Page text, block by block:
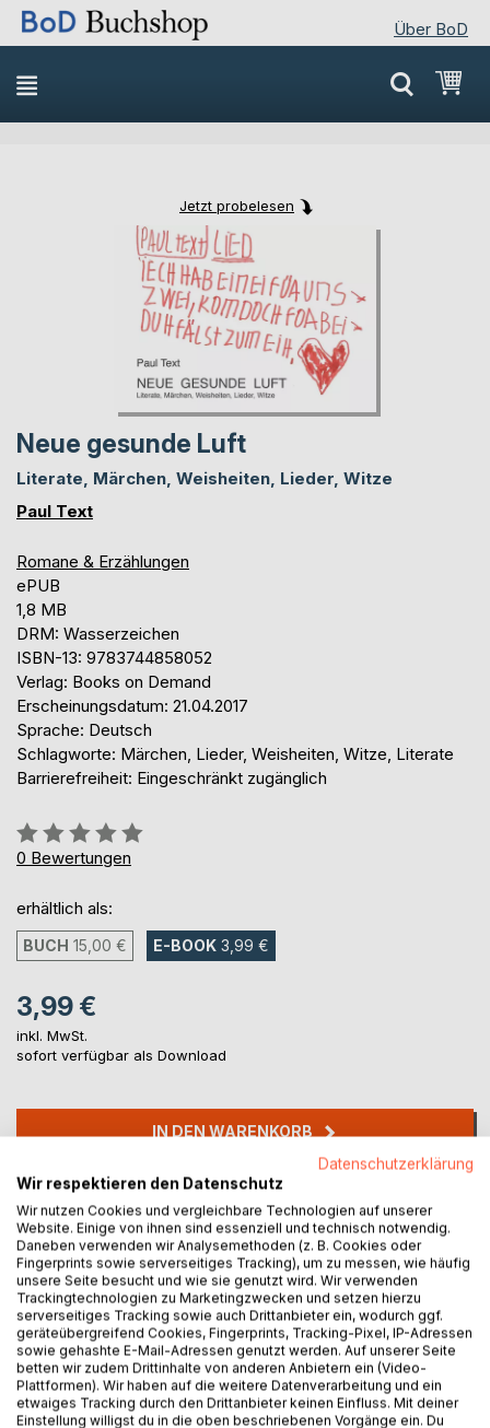
Über BoD
Direkt
zum
Inhalt
Jetzt probelesen
Skip
to
the
end
of
the
images
gallery
Skip
to
the
beginning
of
the
images
gallery
Neue gesunde Luft
Literate, Märchen, Weisheiten, Lieder, Witze
Paul Text
Romane & Erzählungen
ePUB
1,8 MB
DRM: Wasserzeichen
ISBN-13: 9783744858052
Verlag: Books on Demand
Erscheinungsdatum: 21.04.2017
Sprache: Deutsch
Schlagworte: Märchen, Lieder, Weisheiten, Witze, Literate
Barrierefreiheit: Eingeschränkt zugänglich
Bewertung::
0%
0 Bewertungen
erhältlich als:
BUCH 15,00 € E-BOOK 3,99 €
3,99 €
inkl. MwSt.
sofort verfügbar als Download
IN DEN WARENKORB
Auf die Merkliste
Titel bewerten
BESCHREIBUNG
Datenschutzerklärung
Wir respektieren den Datenschutz
Wir nutzen Cookies und vergleichbare Technologien auf unserer
Website. Einige von ihnen sind essenziell und technisch notwendig.
Daneben verwenden wir Analysemethoden (z. B. Cookies oder
Fingerprints sowie serverseitiges Tracking), um zu messen, wie häufig
unsere Seite besucht und wie sie genutzt wird. Wir verwenden
Trackingtechnologien zu Marketingzwecken und setzen hierzu
serverseitiges Tracking sowie auch Drittanbieter ein, wodurch ggf.
geräteübergreifend Cookies, Fingerprints, Tracking-Pixel, IP-Adressen
sowie gehashte E-Mail-Adressen genutzt werden. Auf unserer Seite
betten wir zudem Drittinhalte von anderen Anbietern ein (Video-
Plattformen). Wir haben auf die weitere Datenverarbeitung und ein
etwaiges Tracking durch den Drittanbieter keinen Einfluss. Mit deiner
Einstellung willigst du in die oben beschriebenen Vorgänge ein. Du